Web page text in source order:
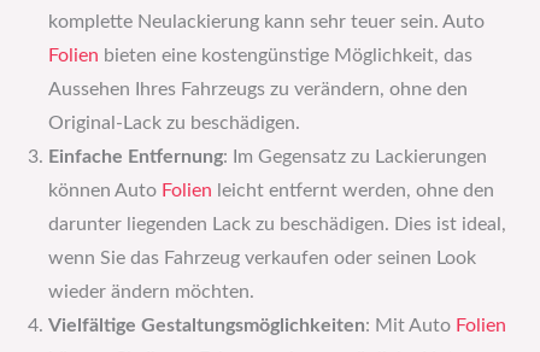
komplette Neulackierung kann sehr teuer sein. Auto
Folien bieten eine kostengünstige Möglichkeit, das
Aussehen Ihres Fahrzeugs zu verändern, ohne den
Original-Lack zu beschädigen.
Einfache Entfernung: Im Gegensatz zu Lackierungen
können Auto Folien leicht entfernt werden, ohne den
darunter liegenden Lack zu beschädigen. Dies ist ideal,
wenn Sie das Fahrzeug verkaufen oder seinen Look
wieder ändern möchten.
Vielfältige Gestaltungsmöglichkeiten: Mit Auto Folien